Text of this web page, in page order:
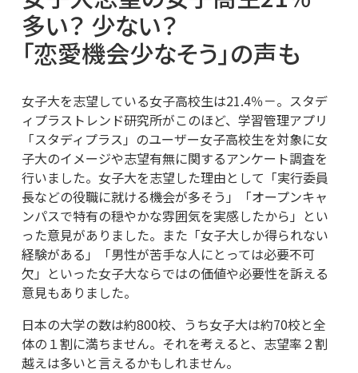
多い？ 少ない？
「恋愛機会少なそう」の声も
女子大を志望している女子高校生は21.4％－。スタデ
ィプラストレンド研究所がこのほど、学習管理アプリ
「スタディプラス」のユーザー女子高校生を対象に女
子大のイメージや志望有無に関するアンケート調査を
行いました。女子大を志望した理由として「実行委員
長などの役職に就ける機会が多そう」「オープンキャ
ンパスで特有の穏やかな雰囲気を実感したから」とい
った意見がありました。また「女子大しか得られない
経験がある」「男性が苦手な人にとっては必要不可
欠」といった女子大ならではの価値や必要性を訴える
意見もありました。
日本の大学の数は約800校、うち女子大は約70校と全
体の１割に満ちません。それを考えると、志望率２割
越えは多いと言えるかもしれません。